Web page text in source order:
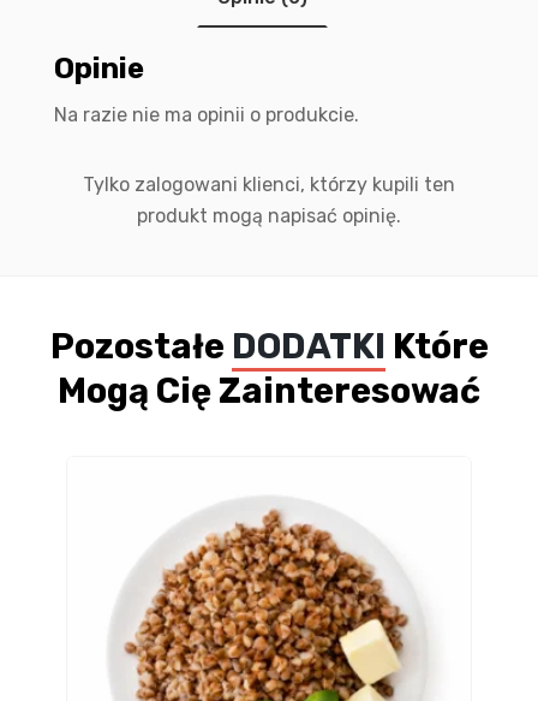
Opinie
Na razie nie ma opinii o produkcie.
Tylko zalogowani klienci, którzy kupili ten
produkt mogą napisać opinię.
Pozostałe DODATKI Które
Mogą Cię Zainteresować